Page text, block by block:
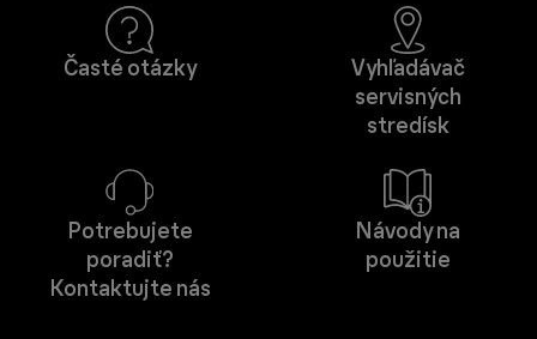
Časté otázky
Vyhľadávač
servisných
stredísk
Potrebujete
poradiť?
Kontaktujte nás
Návody na
použitie